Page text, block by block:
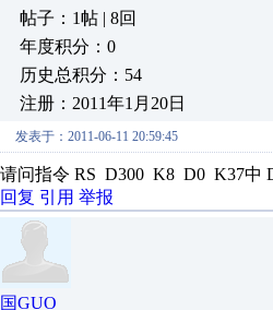
帖子：1帖 | 8回
年度积分：0
历史总积分：54
注册：2011年1月20日
发表于：2011-06-11 20:59:45
请问指令 RS D300 K8 D0 K37中
回复 引用 举报
国GUO